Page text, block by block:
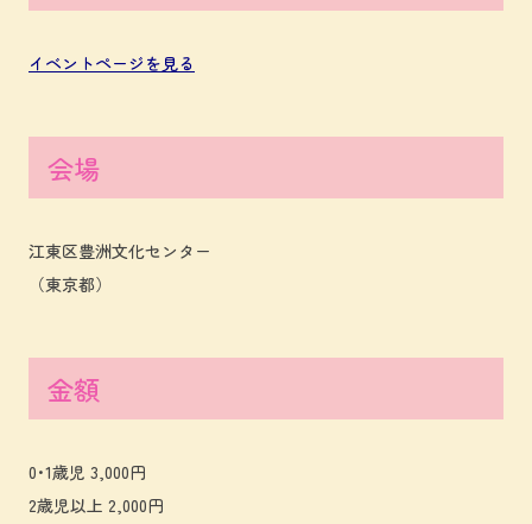
イベントページを見る
会場
江東区豊洲文化センター
（東京都）
金額
0･1歳児 3,000円
2歳児以上 2,000円